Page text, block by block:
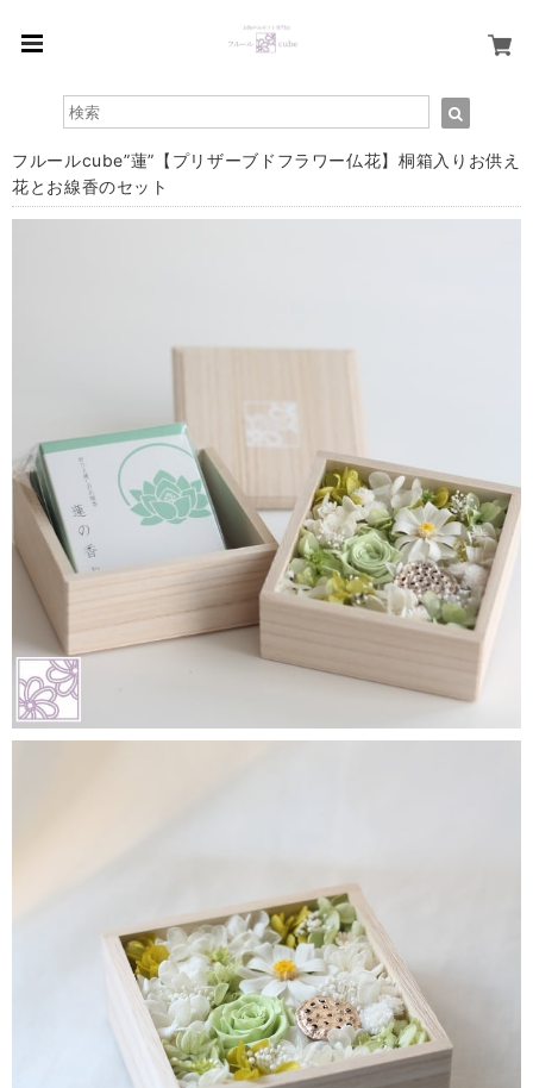
フルールcube”蓮”【プリザーブドフラワー仏花】桐箱入りお供え
花とお線香のセット